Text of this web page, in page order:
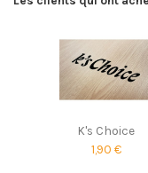
K's Choice
1,90 €